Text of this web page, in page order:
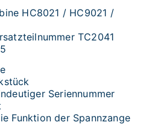
HC8021 / HC9021 /
TC2041
Seriennummer
Funktion der Spannzange